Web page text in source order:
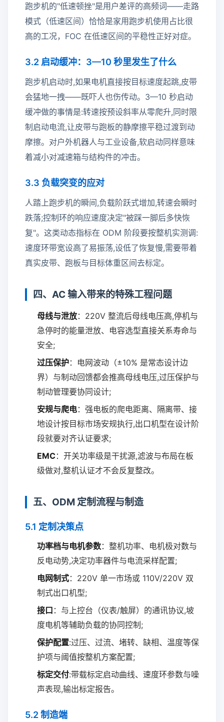
跑步机的"低速顿挫"是用户差评的高频词——走路
模式（低速区间）恰恰是家用跑步机使用占比很
高的工况，FOC 在低速区间的平稳性正好对症。
3.2 启动缓冲：3—10 秒里发生了什么
跑步机启动时,如果电机直接按目标速度起跳,皮带
会猛地一拽——既吓人也伤传动。3—10 秒启动
缓冲做的事情是:转速按预设斜率从零爬升,同时限
制启动电流,让皮带与跑板的静摩擦平稳过渡到动
摩擦。对户外机器人与工业设备,软启动同样意味
着减小对减速箱与结构件的冲击。
3.3 负载突变的应对
人踏上跑步机的瞬间,负载阶跃式增加,转速会瞬时
跌落;控制环的响应速度决定"被踩一脚后多快恢
复"。这类动态指标在 ODM 阶段要按整机实测调:
速度环带宽设高了易振荡,设低了恢复慢,需要带着
真实皮带、跑板与目标体重区间去标定。
四、AC 输入带来的特殊工程问题
母线与泄放：220V 整流后母线电压高,停机与
急停时的能量泄放、电容选型直接关系寿命与
安全;
过压保护：电网波动（±10% 是常态设计边
界）与制动回馈都会推高母线电压,过压保护与
制动管理要协同设计;
安规与爬电：强电板的爬电距离、隔离带、接
地设计按目标市场安规执行,出口机型在设计阶
段就要对齐认证要求;
EMC：开关功率级是干扰源,滤波与布局在板
级做对,整机认证才不会反复整改。
五、ODM 定制流程与制造
5.1 定制决策点
功率档与电机参数：整机功率、电机极对数与
反电动势,决定功率器件与电流采样配置;
电网制式：220V 单一市场或 110V/220V 双
制式出口机型;
接口 ：与上控台（仪表/触屏）的通讯协议,坡
度电机等辅助负载的协同控制;
保护配置:过压、过流、堵转、缺相、温度等保
护项与阈值按整机方案配置;
标定交付:带载标定启动曲线、速度环参数与噪
声表现,输出标定报告。
5.2 制造端